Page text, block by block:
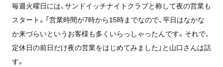
毎週火曜日には、サンドイッチナイトクラブと称して夜の営業も
スタート。「営業時間が7時から15時までなので、平日はなかな
か来づらいというお客様も多くいらっしゃったんです。それで、
定休日の前日だけ夜の営業をはじめてみました」と山口さんは話
す。